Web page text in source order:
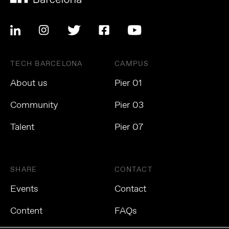
TECH BARCELONA
About us
Community
Talent
CAMPUS
Pier 01
Pier 03
Pier 07
SHARE
Events
Content
CONTACT
Contact
FAQs